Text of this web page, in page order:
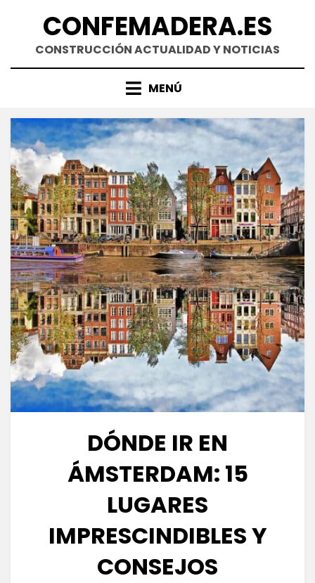
contenidoCONFEMADERA.ES
CONSTRUCCIÓN ACTUALIDAD Y NOTICIAS
MENÚ
DÓNDE IR EN
ÁMSTERDAM: 15
LUGARES
IMPRESCINDIBLES Y
CONSEJOS